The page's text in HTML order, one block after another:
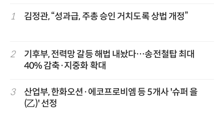
1 김정관, “성과급, 주총 승인 거치도록 상법 개정”
2
기후부, 전력망 갈등 해법 내놨다…송전철탑 최대
40% 감축·지중화 확대
3
산업부, 한화오션·에코프로비엠 등 5개사 '슈퍼 을
(乙)' 선정